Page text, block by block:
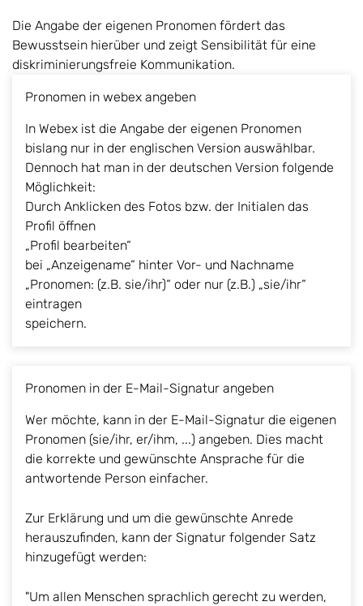
Die Angabe der eigenen Pronomen fördert das
Bewusstsein hierüber und zeigt Sensibilität für eine
diskriminierungsfreie Kommunikation.
Pronomen in webex angeben
In Webex ist die Angabe der eigenen Pronomen
bislang nur in der englischen Version auswählbar.
Dennoch hat man in der deutschen Version folgende
Möglichkeit:
Durch Anklicken des Fotos bzw. der Initialen das
Profil öffnen
„Profil bearbeiten“
bei „Anzeigename“ hinter Vor- und Nachname
„Pronomen: (z.B. sie/ihr)“ oder nur (z.B.) „sie/ihr“
eintragen
speichern.
Pronomen in der E-Mail-Signatur angeben
Wer möchte, kann in der E-Mail-Signatur die eigenen
Pronomen (sie/ihr, er/ihm, ...) angeben. Dies macht
die korrekte und gewünschte Ansprache für die
antwortende Person einfacher.
Zur Erklärung und um die gewünschte Anrede
herauszufinden, kann der Signatur folgender Satz
hinzugefügt werden:
"Um allen Menschen sprachlich gerecht zu werden,